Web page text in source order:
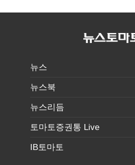
인상·격려금
커스터디 사업
뉴스
뉴스북
뉴스리듬
토마토증권통 Live
IB토마토